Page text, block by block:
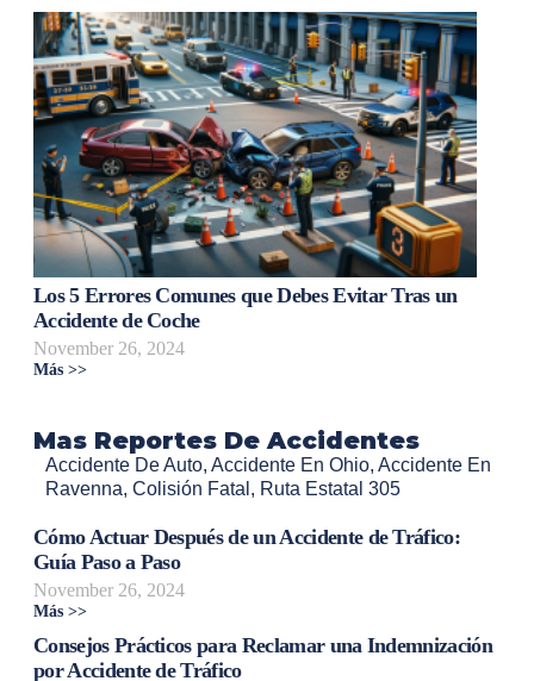
Los 5 Errores Comunes que Debes Evitar Tras un
Accidente de Coche
November 26, 2024
Más >>
Mas Reportes De Accidentes
Accidente De Auto, Accidente En Ohio, Accidente En
Ravenna, Colisión Fatal , Ruta Estatal 305
Cómo Actuar Después de un Accidente de Tráfico:
Guía Paso a Paso
November 26, 2024
Más >>
Consejos Prácticos para Reclamar una Indemnización
por Accidente de Tráfico